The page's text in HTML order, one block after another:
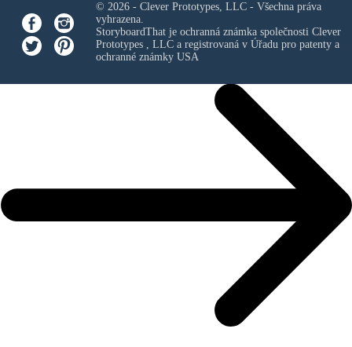
© 2026 - Clever Prototypes, LLC - Všechna práva
vyhrazena.
StoryboardThat je ochranná známka společnosti Clever
Prototypes , LLCa registrovaná v Úřadu pro patenty a
ochranné známky USA